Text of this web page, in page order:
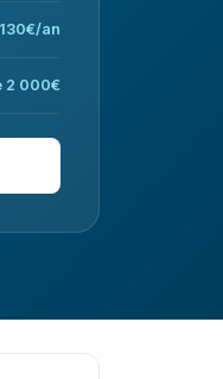
130€/an
2 000€